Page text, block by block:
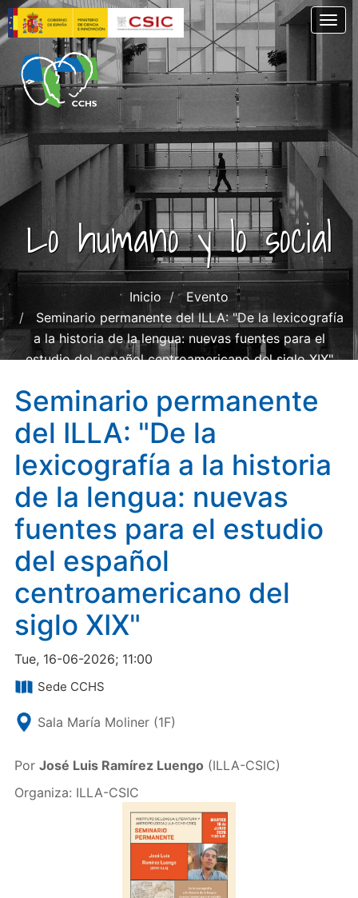
Skip
to
main
content
Lo humano y lo social
Inicio
Evento
Seminario permanente del ILLA: "De la lexicografía
a la historia de la lengua: nuevas fuentes para el
estudio del español centroamericano del siglo XIX"
Seminario permanente
del ILLA: "De la
lexicografía a la historia
de la lengua: nuevas
fuentes para el estudio
del español
centroamericano del
siglo XIX"
Tue, 16-06-2026; 11:00
Sede CCHS
Sala María Moliner (1F)
Por José Luis Ramírez Luengo (ILLA-CSIC)
Organiza: ILLA-CSIC